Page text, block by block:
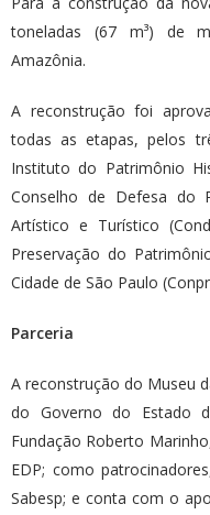
toneladas (67 m³) de
Amazônia.
A reconstrução foi
todas as etapas, pelos
Instituto do Patrimônio
Conselho de Defesa do
Artístico e Turístico
Preservação do
Cidade de São Paulo
Parceria
A reconstrução do Museu
do Governo do Estado
Fundação Roberto
EDP; como
Sabesp; e conta com o